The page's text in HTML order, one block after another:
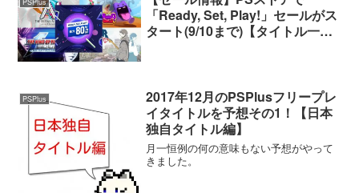
「Ready, Set, Play!」セールがス
タート(9/10まで)【タイトル一
PSPlus
2017年12月のPSPlusフリープレ
イタイトルを予想その1！【日本
独自タイトル編】
月一恒例の何の意味もない予想がやって
きました。